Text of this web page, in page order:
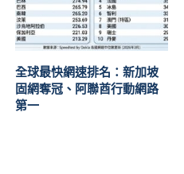
全球最快網速排名：新加坡
固網奪冠、阿聯酋行動網路
第一